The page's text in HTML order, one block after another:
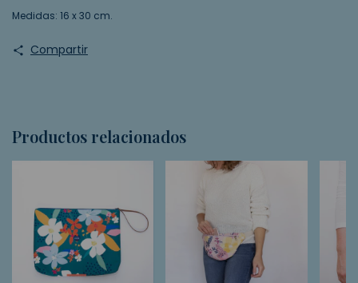
Medidas: 16 x 30 cm.
Compartir
Productos relacionados